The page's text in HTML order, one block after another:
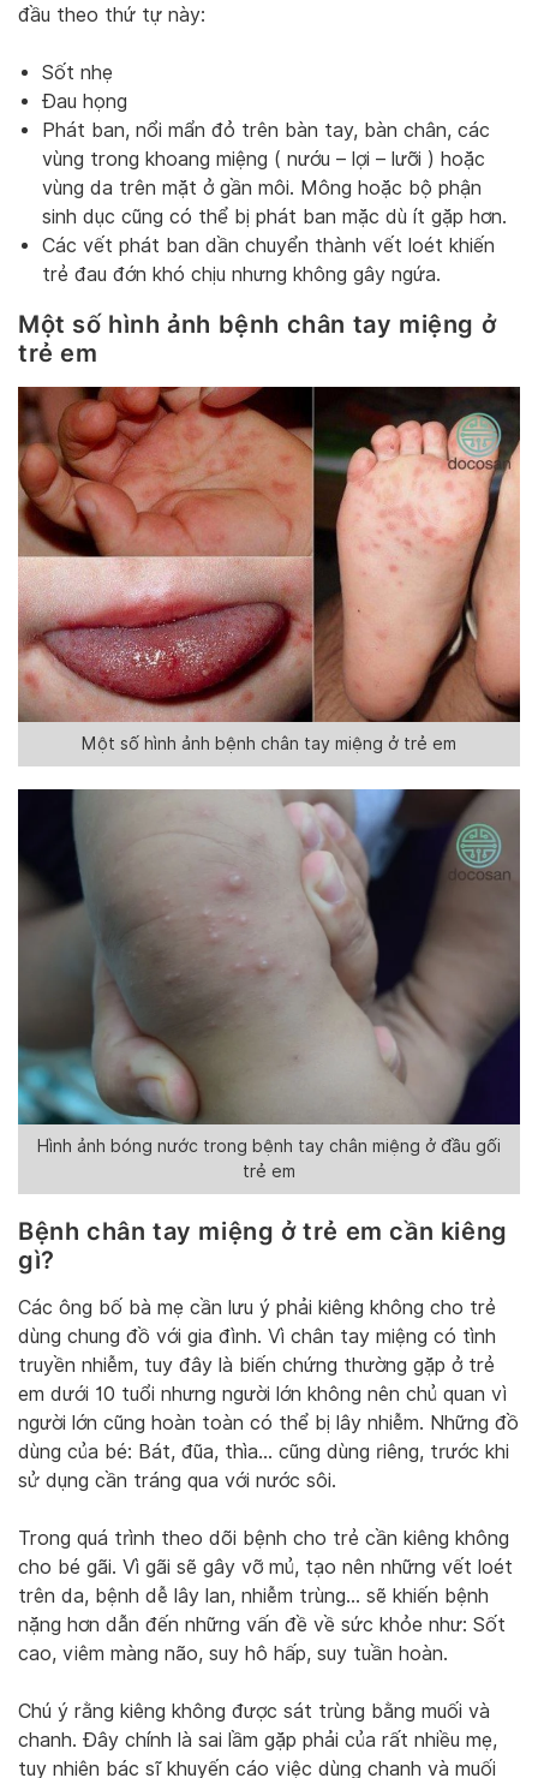
đầu theo thứ tự này:
Sốt nhẹ
Đau họng
Phát ban, nổi mẩn đỏ trên bàn tay, bàn chân, các
vùng trong khoang miệng ( nướu – lợi – lưỡi ) hoặc
vùng da trên mặt ở gần môi. Mông hoặc bộ phận
sinh dục cũng có thể bị phát ban mặc dù ít gặp hơn.
Các vết phát ban dần chuyển thành vết loét khiến
trẻ đau đớn khó chịu nhưng không gây ngứa.
Một số hình ảnh bệnh chân tay miệng ở
trẻ em
Một số hình ảnh bệnh chân tay miệng ở trẻ em
Hình ảnh bóng nước trong bệnh tay chân miệng ở đầu gối
trẻ em
Bệnh chân tay miệng ở trẻ em cần kiêng
gì?
Các ông bố bà mẹ cần lưu ý phải kiêng không cho trẻ
dùng chung đồ với gia đình. Vì chân tay miệng có tình
truyền nhiễm, tuy đây là biến chứng thường gặp ở trẻ
em dưới 10 tuổi nhưng người lớn không nên chủ quan vì
người lớn cũng hoàn toàn có thể bị lây nhiễm. Những đồ
dùng của bé: Bát, đũa, thìa… cũng dùng riêng, trước khi
sử dụng cần tráng qua với nước sôi.
Trong quá trình theo dõi bệnh cho trẻ cần kiêng không
cho bé gãi. Vì gãi sẽ gây vỡ mủ, tạo nên những vết loét
trên da, bệnh dễ lây lan, nhiễm trùng… sẽ khiến bệnh
nặng hơn dẫn đến những vấn đề về sức khỏe như: Sốt
cao, viêm màng não, suy hô hấp, suy tuần hoàn.
Chú ý rằng kiêng không được sát trùng bằng muối và
chanh. Đây chính là sai lầm gặp phải của rất nhiều mẹ,
tuy nhiên bác sĩ khuyến cáo việc dùng chanh và muối